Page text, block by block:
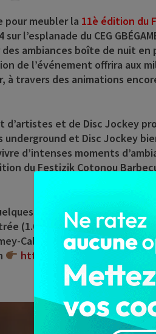
meubler la 11è édition du
sur l’esplanade du CEG
ambiances boîte de nuit en
de l’événement offrira aux
à travers des animations
d’artistes et de Disc Jockey
et Disc Jockey
d’intenses moments
du Festizik Cotonou
artistes et DJ annoncés
(1.000 F Cfa)en version
Calavi. Les mêmes tickets
https://faevent.bj/event/